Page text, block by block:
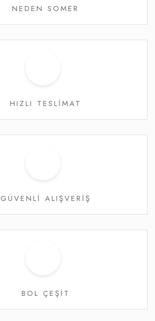
NEDEN SOMER
HIZLI TESLİMAT
GÜVENLİ ALIŞVERİŞ
BOL ÇEŞİT